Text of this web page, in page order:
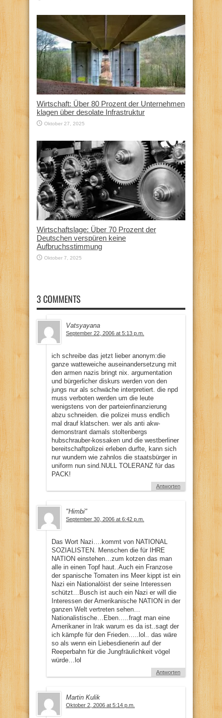
Wirtschaft: Über 80 Prozent der Unternehmen
klagen über desolate Infrastruktur
Oktober 27, 2025
Wirtschaftslage: Über 70 Prozent der
Deutschen verspüren keine
Aufbruchsstimmung
Oktober 7, 2025
3 COMMENTS
Vatsyayana
September 22, 2006 at 5:13 p.m.
ich schreibe das jetzt lieber anonym:die
ganze watteweiche auseinandersetzung mit
den armen nazis bringt nix. argumentation
und bürgerlicher diskurs werden von den
jungs nur als schwäche interpretiert. die npd
muss verboten werden um die leute
wenigstens von der parteienfinanzierung
abzu schneiden. die polizei muss endlich
mal drauf klatschen. wer als anti akw-
demonstrant damals stoltenbergs
hubschrauber-kossaken und die westberliner
bereitschaftpolizei erleben durfte, kann sich
nur wundern wie zahnlos die staatsbürger in
uniform nun sind.NULL TOLERANZ für das
PACK!
Antworten
"Himbi"
September 30, 2006 at 6:42 p.m.
Das Wort Nazi….kommt von NATIONAL
SOZIALISTEN. Menschen die für IHRE
NATION einstehen…zum kotzen das man
alle in einen Topf haut..Auch ein Franzose
der spanische Tomaten ins Meer kippt ist ein
Nazi ein Nationalöist der seine Interessen
schützt…Busch ist auch ein Nazi er will die
Interessen der Amerikanische NATION in der
ganzen Welt vertreten sehen…
Nationalistische…Eben…..fragt man eine
Amerikaner in Irak warum es da ist..sagt der
ich kämpfe für den Frieden…..lol.. das wäre
so als wenn ein Liebesdienerin auf der
Reeperbahn für die Jungfräulichkeit vögel
würde…lol
Antworten
Martin Kulik
Oktober 2, 2006 at 5:14 p.m.